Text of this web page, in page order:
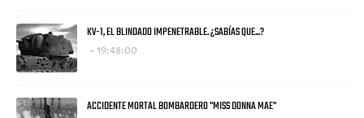
KV-1, EL BLINDADO IMPENETRABLE. ¿SABÍAS QUE...?
19:48:00
ACCIDENTE MORTAL BOMBARDERO "MISS DONNA MAE"